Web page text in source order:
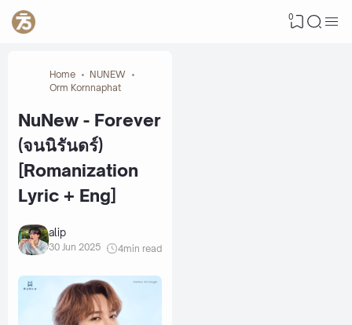
0
Home
NUNEW
Orm Kornnaphat
NuNew - Forever
(จนนิรันดร์)
[Romanization
Lyric + Eng]
alip
30 Jun 2025 4min read